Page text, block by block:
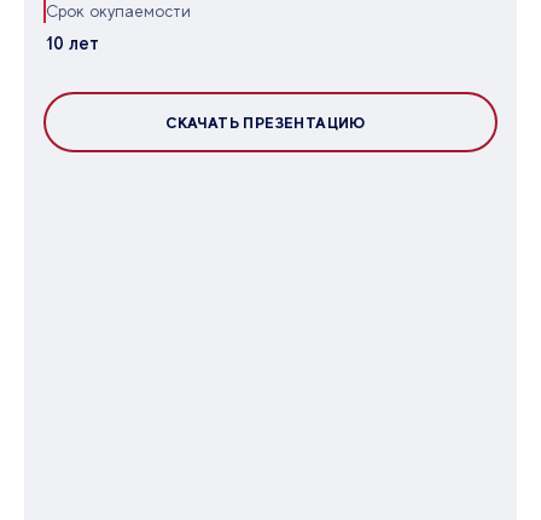
Срок окупаемости
10 лет
СКАЧАТЬ ПРЕЗЕНТАЦИЮ